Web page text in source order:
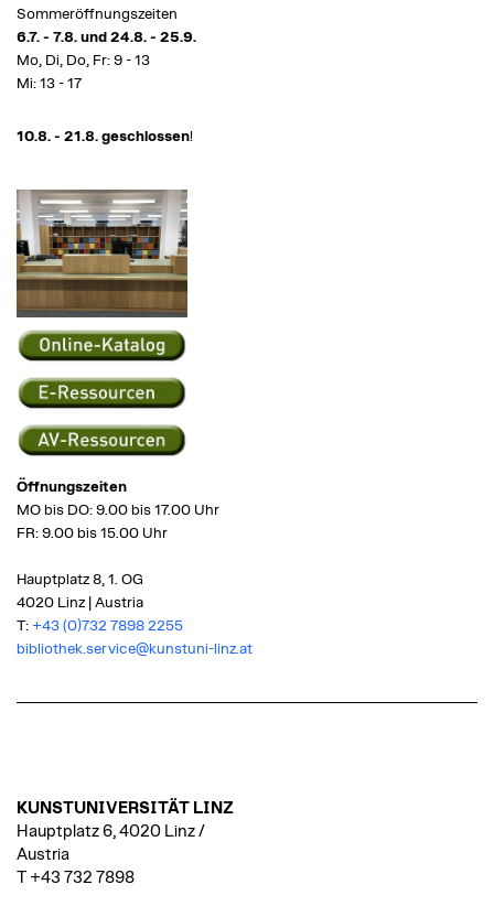
Sommeröffnungszeiten
6.7. - 7.8. und 24.8. - 25.9.
Mo, Di, Do, Fr: 9 - 13
Mi: 13 - 17
10.8. - 21.8. geschlossen!
Öffnungszeiten
MO bis DO: 9.00 bis 17.00 Uhr
FR: 9.00 bis 15.00 Uhr
Hauptplatz 8, 1. OG
4020 Linz | Austria
T: +43 (0)732 7898 2255
bibliothek.service@kunstuni-linz.at
KUNSTUNIVERSITÄT LINZ
Hauptplatz 6, 4020 Linz /
Austria
T +43 732 7898